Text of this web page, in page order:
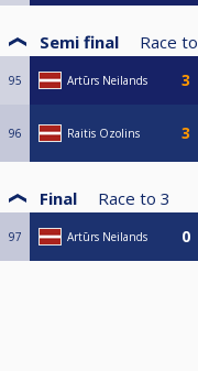
Semi final Race to
95 Artūrs Neilands
96 Raitis Ozolins
Final Race to 3
97 Artūrs Neilands